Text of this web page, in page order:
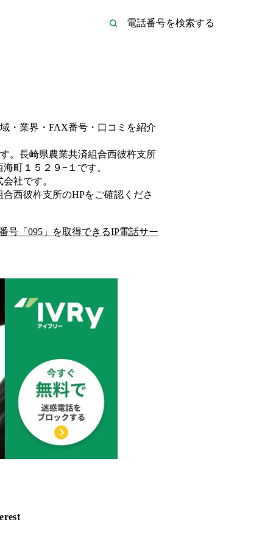
・業界・FAX番号・口コミを紹介
。 長崎県農業共済組合西彼杵支所
町１５２９−１ です。
会社です。
合西彼杵支所のHPをご確認くださ
号「 095 」を取得できるIP電話サー